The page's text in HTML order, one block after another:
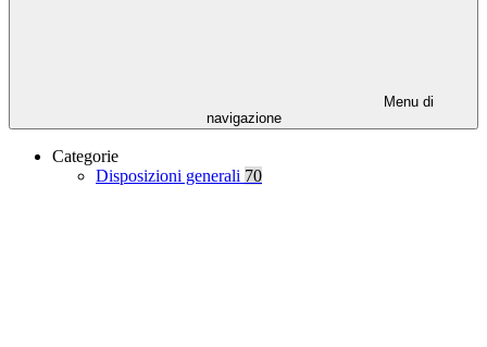
Menu di
navigazione
Categorie
Disposizioni generali 70